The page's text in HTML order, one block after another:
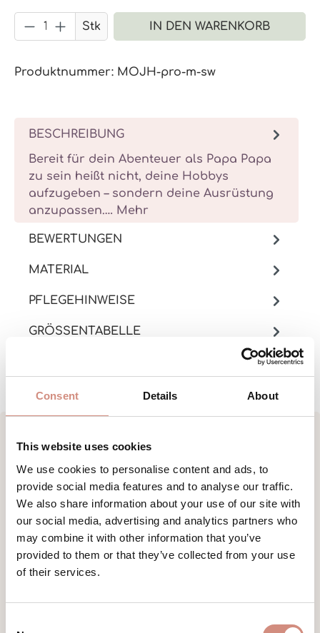
Consent Details About
This website uses cookies
We use cookies to personalise content and ads, to
provide social media features and to analyse our traffic.
We also share information about your use of our site with
our social media, advertising and analytics partners who
may combine it with other information that you’ve
provided to them or that they’ve collected from your use
of their services.
Produkt Anzahl: Gib den
Stk IN DEN WARENKORB
Produktnummer: MOJH-pro-m-sw
BESCHREIBUNG
Bereit für dein Abenteuer als Papa Papa
zu sein heißt nicht, deine Hobbys
aufzugeben – sondern deine Ausrüstung
anzupassen.… Mehr
BEWERTUNGEN
MATERIAL
PFLEGEHINWEISE
GRÖSSENTABELLE
Produktgalerie überspringen
Weitere Produkte für deine Aktivitäten